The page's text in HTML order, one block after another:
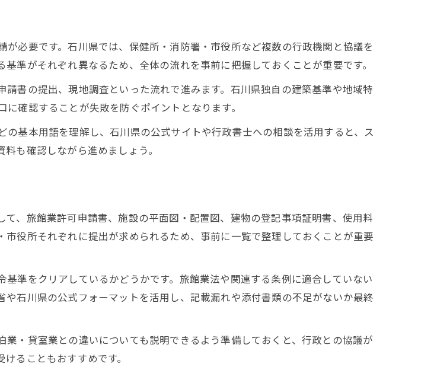
消防設備の整備ポイント
館業許可の成功ポイント
必要な保健所相談の進め方
認したい旅館業の要件
時の現地調査と注意点
ら石川県の申請制度を理解
館業申請制度を詳しく解説
必要な石川県基準とは
石川県独自の流れの違い
館業法手続きの全体像
における市役所相談の流れ
必要です。石川県では、保健所・消防署・市役所など複数の行政機関と協議を
準がそれぞれ異なるため、全体の流れを事前に把握しておくことが重要です。
書の提出、現地調査といった流れで進みます。石川県独自の建築基準や地域特
確認することが失敗を防ぐポイントとなります。
基本用語を理解し、石川県の公式サイトや行政書士への相談を活用すると、ス
も確認しながら進めましょう。
、旅館業許可申請書、施設の平面図・配置図、建物の登記事項証明書、使用料
役所それぞれに提出が求められるため、事前に一覧で整理しておくことが重要
準をクリアしているかどうかです。旅館業法や関連する条例に適合していない
石川県の公式フォーマットを活用し、記載漏れや添付書類の不足がないか最終
・貸室業との違いについても説明できるよう準備しておくと、行政との協議が
ることもおすすめです。